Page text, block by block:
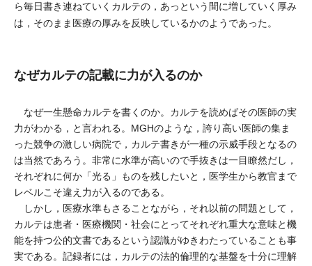
ら毎日書き連ねていくカルテの，あっという間に増していく厚み
は，そのまま医療の厚みを反映しているかのようであった。
なぜカルテの記載に力が入るのか
なぜ一生懸命カルテを書くのか。カルテを読めばその医師の実
力がわかる，と言われる。MGHのような，誇り高い医師の集ま
った競争の激しい病院で，カルテ書きが一種の示威手段となるの
は当然であろう。非常に水準が高いので手抜きは一目瞭然だし，
それぞれに何か「光る」ものを残したいと，医学生から教官まで
レベルこそ違え力が入るのである。
しかし，医療水準もさることながら，それ以前の問題として，
カルテは患者・医療機関・社会にとってそれぞれ重大な意味と機
能を持つ公的文書であるという認識がゆきわたっていることも事
実である。記録者には，カルテの法的倫理的な基盤を十分に理解